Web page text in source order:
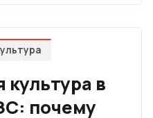
культура в
почему